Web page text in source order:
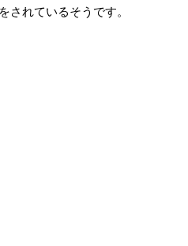
されているそうです。